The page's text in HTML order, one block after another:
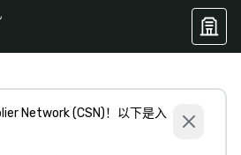
Network (CSN)！以下是入